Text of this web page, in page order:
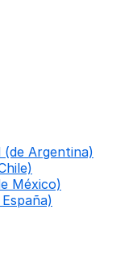
(de Argentina)
México)